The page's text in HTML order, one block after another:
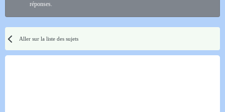
réponses.
Aller sur la liste des sujets